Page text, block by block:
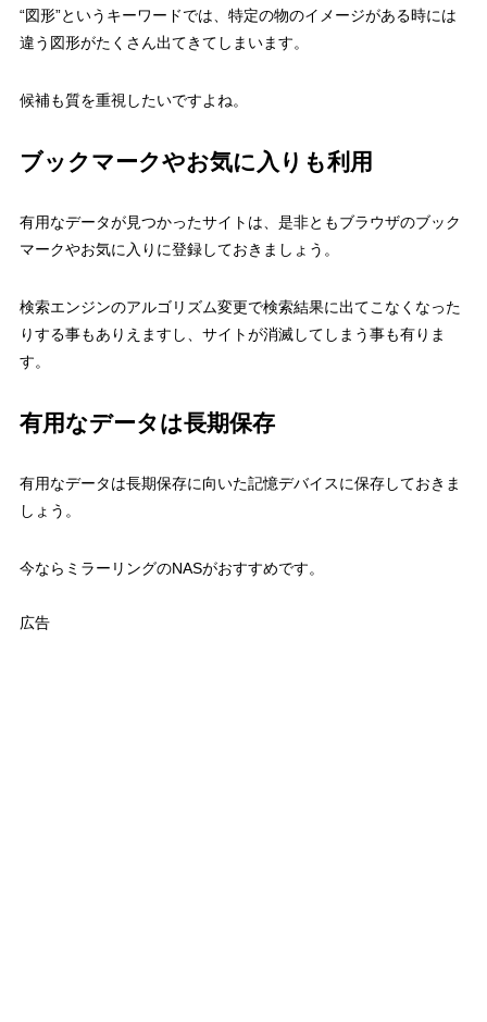
“図形”というキーワードでは、特定の物のイメージがある時には
違う図形がたくさん出てきてしまいます。
候補も質を重視したいですよね。
ブックマークやお気に入りも利用
有用なデータが見つかったサイトは、是非ともブラウザのブック
マークやお気に入りに登録しておきましょう。
検索エンジンのアルゴリズム変更で検索結果に出てこなくなった
りする事もありえますし、サイトが消滅してしまう事も有りま
す。
有用なデータは長期保存
有用なデータは長期保存に向いた記憶デバイスに保存しておきま
しょう。
今ならミラーリングのNASがおすすめです。
広告